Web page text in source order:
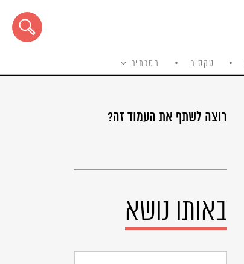
טקסים הסכתים
רוצה לשתף את העמוד זה?
באותו נושא